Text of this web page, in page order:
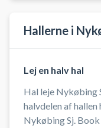
Hallerne i
Lej en halv hal
Hal leje Nykøbing
halvdelen af hallen
Nykøbing Sj.